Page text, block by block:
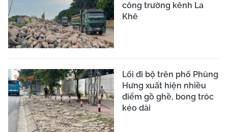
công trường kênh La
Khê
Lối đi bộ trên phố Phùng
Hưng xuất hiện nhiều
điểm gồ ghề, bong tróc
kéo dài